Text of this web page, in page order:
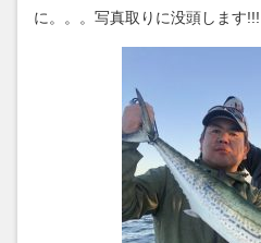
に。。。写真取りに没頭します!!!